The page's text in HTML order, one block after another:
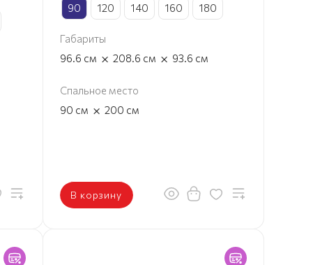
90
120 140 160 180
Габариты
96.6 см × 208.6 см × 93.6 см
Спальное место
90 см × 200 см
В корзину